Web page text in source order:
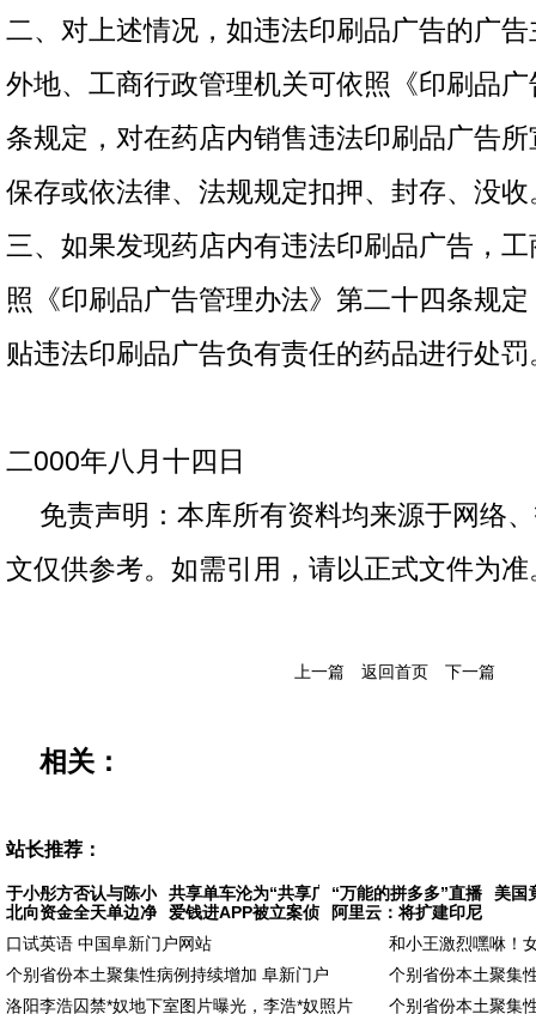
二、对上述情况，如违法印刷品广告的广
外地、工商行政管理机关可依照《印刷品
条规定，对在药店内销售违法印刷品广告
保存或依法律、法规规定扣押、封存、没收
三、如果发现药店内有违法印刷品广告，
照《印刷品广告管理办法》第二十四条规
贴违法印刷品广告负有责任的药品进行处罚
二000年八月十四日
免责声明：本库所有资料均来源于网络
文仅供参考。如需引用，请以正式文件为准
上一篇 返回首页 下一篇
相关：
站长推荐：
于小彤方否认与陈小纭分手 据悉共享单车沦为“共享广告牌” 有的小广告还
“万能的拼多多”直播卖飞
美国
北向资金全天单边净买入171亿元，沪股通大买
爱钱进APP被立案侦查 相关部门将严格按照司
阿里云：将扩建印尼数据
口试英语 中国阜新门户网站
和小王激烈嘿咻！
个别省份本土聚集性病例持续增加 阜新门户
个别省份本土聚集
洛阳李浩囚禁*奴地下室图片曝光，李浩*奴照片
个别省份本土聚集